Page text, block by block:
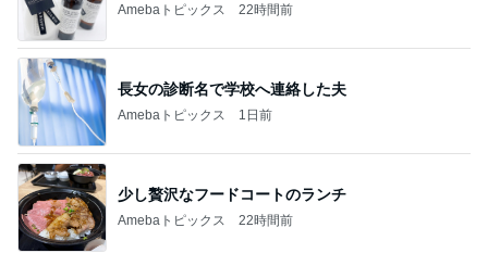
Amebaトピックス 22時間前
長女の診断名で学校へ連絡した夫
Amebaトピックス 1日前
少し贅沢なフードコートのランチ
Amebaトピックス 22時間前